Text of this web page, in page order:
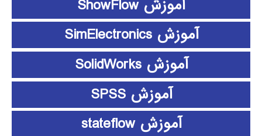
آموزش ShowFlow
آموزش SimElectronics
آموزش SolidWorks
آموزش SPSS
آموزش stateflow